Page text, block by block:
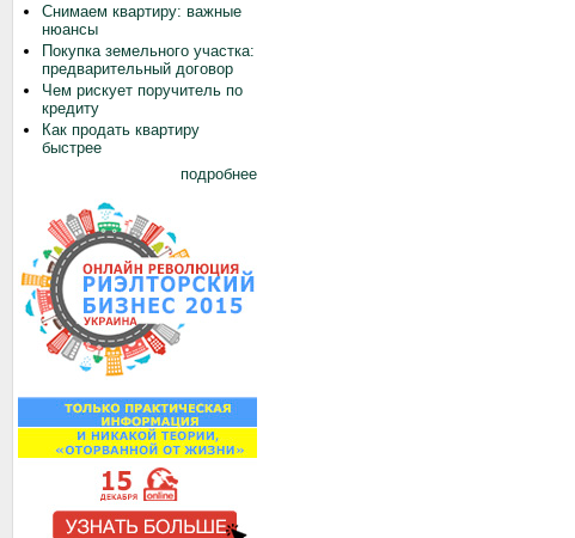
Снимаем квартиру: важные
нюансы
Покупка земельного участка:
предварительный договор
Чем рискует поручитель по
кредиту
Как продать квартиру
быстрее
подробнее